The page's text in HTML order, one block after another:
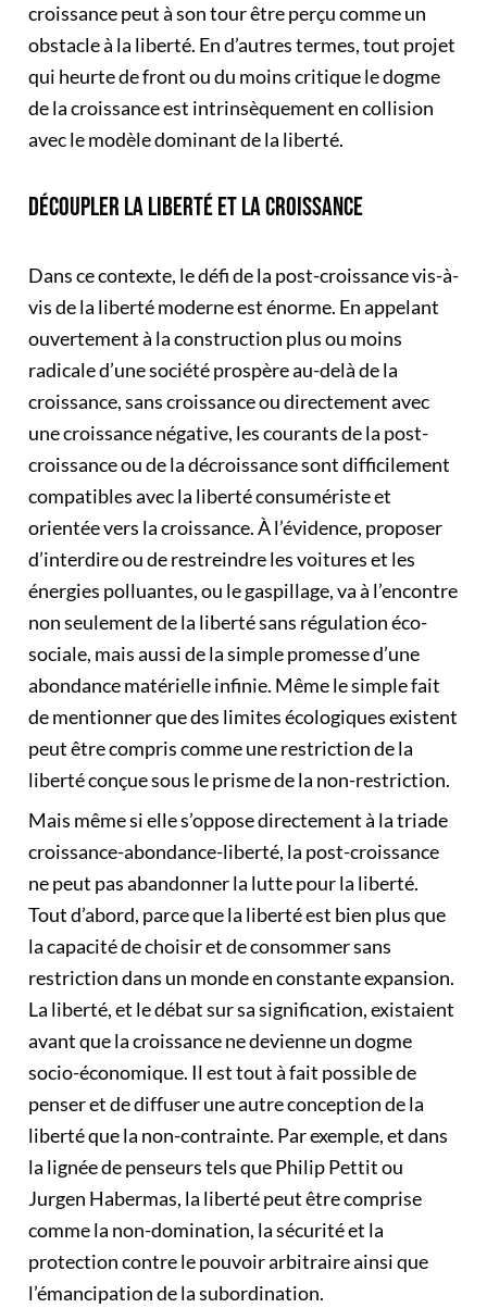
croissance peut à son tour être perçu comme un
obstacle à la liberté. En d’autres termes, tout projet
qui heurte de front ou du moins critique le dogme
de la croissance est intrinsèquement en collision
avec le modèle dominant de la liberté.
DÉCOUPLER LA LIBERTÉ ET LA CROISSANCE
Dans ce contexte, le défi de la post-croissance vis-à-
vis de la liberté moderne est énorme. En appelant
ouvertement à la construction plus ou moins
radicale d’une société prospère au-delà de la
croissance, sans croissance ou directement avec
une croissance négative, les courants de la post-
croissance ou de la décroissance sont difficilement
compatibles avec la liberté consumériste et
orientée vers la croissance. À l’évidence, proposer
d’interdire ou de restreindre les voitures et les
énergies polluantes, ou le gaspillage, va à l’encontre
non seulement de la liberté sans régulation éco-
sociale, mais aussi de la simple promesse d’une
abondance matérielle infinie. Mêmele simple fait
de mentionner que des limites écologiques existent
peut être compris comme une restriction de la
liberté conçue sous le prisme de la non-restriction.
Mais même si elle s’oppose directement à la triade
croissance-abondance-liberté, la post-croissance
ne peut pas abandonner la lutte pour la liberté.
Tout d’abord, parce que la liberté est bien plus que
la capacité de choisir et de consommer sans
restriction dans un monde en constante expansion.
La liberté, et le débat sur sa signification, existaient
avant que la croissance ne devienne un dogme
socio-économique. Il est tout à fait possible de
penser et de diffuser une autre conception de la
liberté que la non-contrainte. Par exemple, et dans
la lignée de penseurs tels que Philip Pettit ou
Jurgen Habermas, la liberté peut être comprise
comme la non-domination, la sécurité et la
protection contre le pouvoir arbitraire ainsi que
l’émancipation de la subordination.